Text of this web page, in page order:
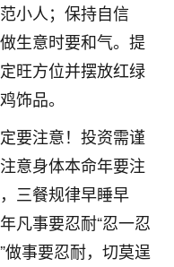
小人；保持自信
生意时要和气。提
旺方位并摆放红绿
饰品。
要注意！投资需谨
意身体本命年要注
三餐规律早睡早
凡事要忍耐“忍一忍
事要忍耐，切莫逞
世，刚开始我经常
介绍，找到慧来老
再也没有梦到过
图个心安，给亡母
不行。
11
兴趣